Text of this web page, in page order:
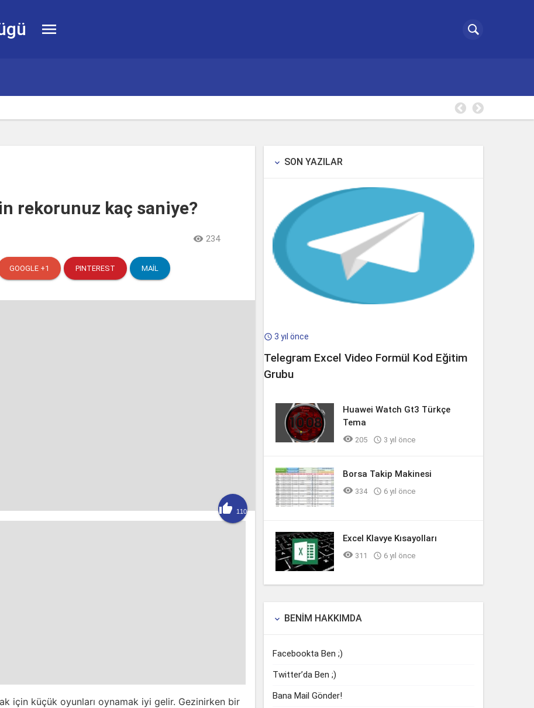

rekorunuz kaç saniye?
 234
GOOGLE +1 PINTEREST MAIL
 110
için küçük oyunları oynamak iyi gelir. Gezinirken bir
 SON YAZILAR
 3 yıl önce
Telegram Excel Video Formül Kod Eğitim
Grubu
Huawei Watch Gt3 Türkçe
Tema
 205  3 yıl önce
Borsa Takip Makinesi
 334  6 yıl önce
Excel Klavye Kısayolları
 311  6 yıl önce
 BENIM HAKKIMDA
Facebookta Ben ;)
Twitter’da Ben ;)
Bana Mail Gönder!